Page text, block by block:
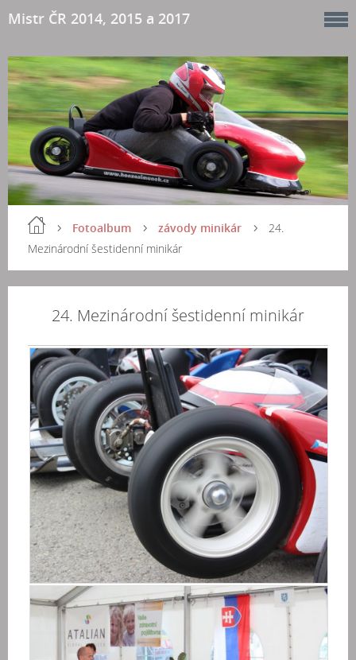
Mistr ČR 2014, 2015 a 2017
Fotoalbum závody minikár
24.
Mezinárodní šestidenní minikár
24. Mezinárodní šestidenní minikár